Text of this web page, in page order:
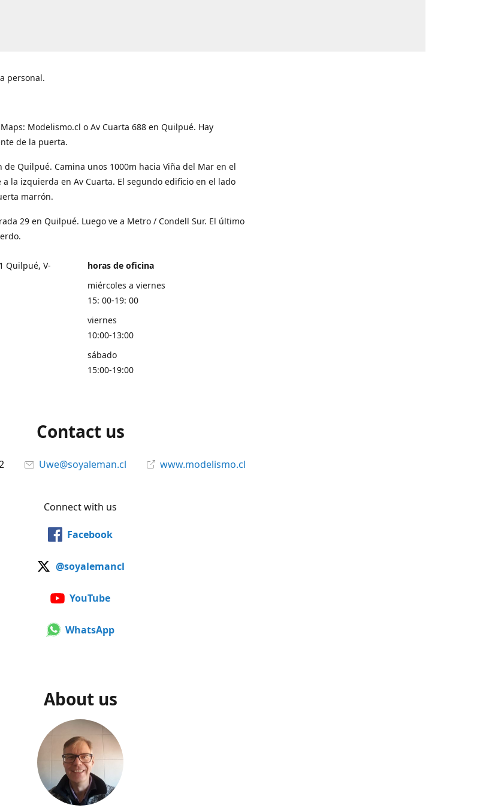
personal.
Modelismo.cl o Av Cuarta 688 en Quilpué. Hay
de la puerta.
de Quilpué. Camina unos 1000m hacia Viña del Mar en el
a la izquierda en Av Cuarta. El segundo edificio en el lado
marrón.
29 en Quilpué. Luego ve a Metro / Condell Sur. El último
Quilpué, V-
horas de oficina
miércoles a viernes
15: 00-19: 00
viernes
10:00-13:00
sábado
15:00-19:00
Contact us
Uwe@soyaleman.cl www.modelismo.cl
Connect with us
Facebook
@soyalemancl
YouTube
WhatsApp
About us